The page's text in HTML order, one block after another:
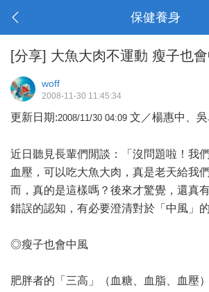
保健養身
[分享] 大魚大肉不運動 瘦子也
woff
2008-11-30 11:45:34
更新日期:2008/11/30 04:09 文／楊惠中、
近日聽見長輩們閒談：「沒問題啦！我
血壓，可以吃大魚大肉，真是老天給我
而，真的是這樣嗎？後來才驚覺，還真
錯誤的認知，有必要澄清對於「中風」的
◎瘦子也會中風
肥胖者的「三高」（血糖、血脂、血壓